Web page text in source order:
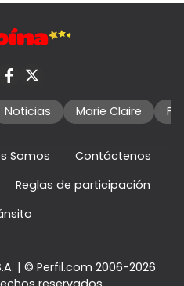
Noticias Marie Claire
Somos
Contáctenos
Reglas de participación
| © Perfil.com 2006-2026